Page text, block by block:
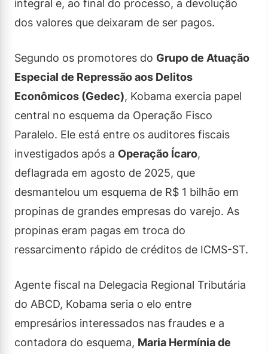
integral e, ao final do processo, a devolução
dos valores que deixaram de ser pagos.
Segundo os promotores do Grupo de Atuação
Especial de Repressão aos Delitos
Econômicos (Gedec), Kobama exercia papel
central no esquema da Operação Fisco
Paralelo. Ele está entre os auditores fiscais
investigados após a Operação Ícaro,
deflagrada em agosto de 2025, que
desmantelou um esquema de R$ 1 bilhão em
propinas de grandes empresas do varejo. As
propinas eram pagas em troca do
ressarcimento rápido de créditos de ICMS-ST.
Agente fiscal na Delegacia Regional Tributária
do ABCD, Kobama seria o elo entre
empresários interessados nas fraudes e a
contadora do esquema, Maria Hermínia de